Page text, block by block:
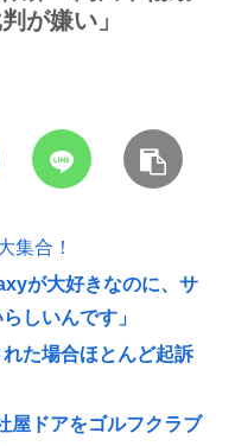
が嫌い」
集合！
が大好きなのに、サ
しいんです」
た場合ほとんど起訴
屋ドアをゴルフクラブ